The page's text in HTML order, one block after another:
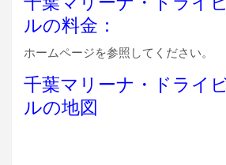
ルの料金：
ホームページを参照してください。
千葉マリーナ・ドライ
ルの地図